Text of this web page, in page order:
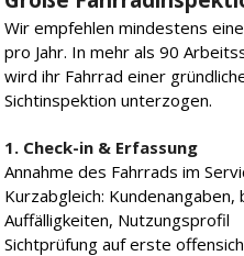
Wir empfehlen mindestens
pro Jahr. In mehr als 90
wird ihr Fahrrad einer
Sichtinspektion unterzogen.
1. Check-in & Erfassung
Annahme des Fahrrads im
Kurzabgleich: Kundenangaben,
Auffälligkeiten, Nutzungsprofil
Sichtprüfung auf erste